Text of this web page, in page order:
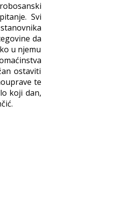
Svi
da
u njemu
ostaviti
te
koji dan,